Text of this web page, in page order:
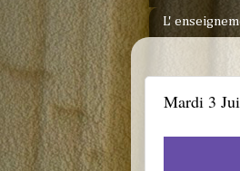
L'
Mardi 3